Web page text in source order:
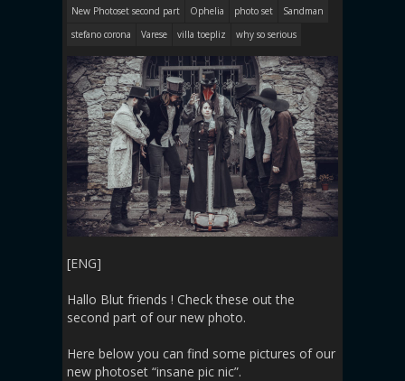
New Photoset second part
Ophelia photo set
Sandman
stefano corona
Varese villa toepliz why so serious
[ENG]
Hallo Blut friends ! Check these out the
second part of our new photo.
Here below you can find some pictures of our
new photoset “insane pic nic”.